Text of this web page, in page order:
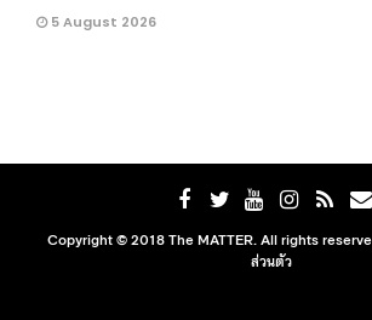
5 August 2026
Copyright © 2018 The MATTER. All rights
ส่วนตัว